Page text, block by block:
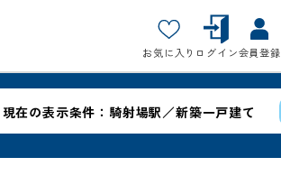
お気に入り ログイン会員登録
現在の表示条件： 騎射場駅／新築一戸建て